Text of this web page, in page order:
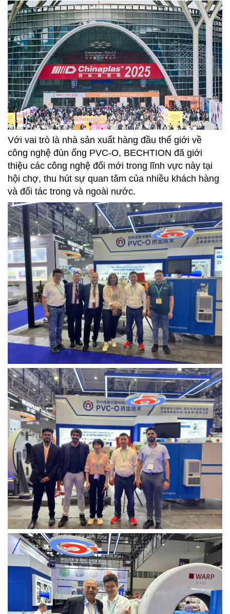
Với vai trò là nhà sản xuất hàng đầu thế giới về
công nghệ đùn ống PVC-O, BECHTION đã giới
thiệu các công nghệ đổi mới trong lĩnh vực này tại
hội chợ, thu hút sự quan tâm của nhiều khách hàng
và đối tác trong và ngoài nước.